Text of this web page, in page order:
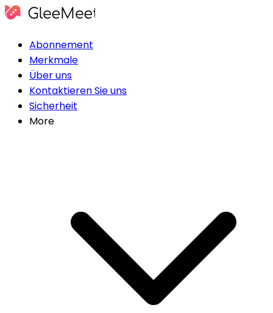
Abonnement
Merkmale
Über uns
Kontaktieren Sie uns
Sicherheit
More